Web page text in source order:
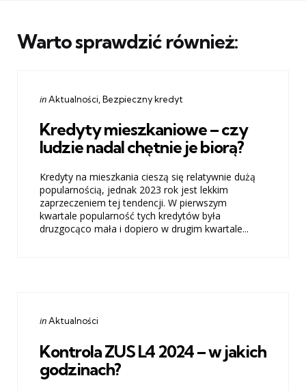
Warto sprawdzić również:
Categories
Posted
inAktualności Bezpieczny kredyt
Kredyty mieszkaniowe – czy
ludzie nadal chętnie je biorą?
Kredyty na mieszkania cieszą się relatywnie dużą
popularnością, jednak 2023 rok jest lekkim
zaprzeczeniem tej tendencji. W pierwszym
kwartale popularność tych kredytów była
druzgocąco mała i dopiero w drugim kwartale...
Categories
Posted
inAktualności
Kontrola ZUS L4 2024 – w jakich
godzinach?